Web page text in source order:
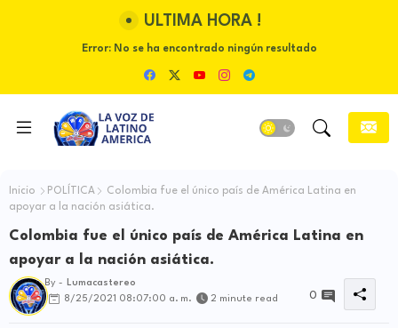
ULTIMA HORA !
Error:No se ha encontrado ningún resultado
Inicio POLÍTICA
Colombia fue el único país de América Latina en
apoyar a la nación asiática.
Colombia fue el único país de América Latina en
apoyar a la nación asiática.
By -
Lumacastereo
8/25/2021 08:07:00 a. m.
2 minute read 0